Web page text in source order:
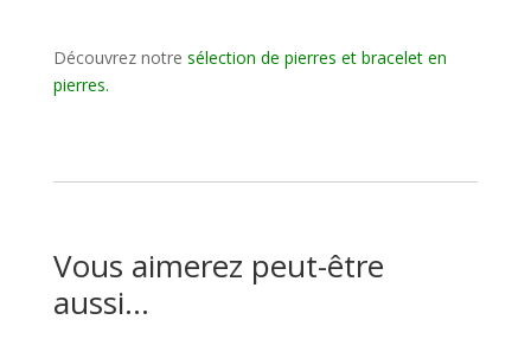
Découvrez notre sélection de pierres et bracelet en
pierres.
Vous aimerez peut-être
aussi…